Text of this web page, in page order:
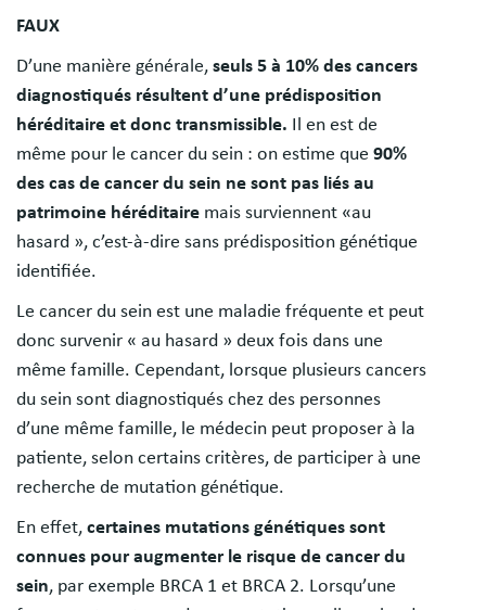
FAUX
D’une manière générale, seuls 5 à 10% des cancers
diagnostiqués résultent d’une prédisposition
héréditaire et donc transmissible. Il en est de
même pour le cancer du sein : on estime que 90%
des cas de cancer du sein ne sont pas liés au
patrimoine héréditaire mais surviennent «au
hasard », c’est-à-dire sans prédisposition génétique
identifiée.
Le cancer du sein est une maladie fréquente et peut
donc survenir « au hasard » deux fois dans une
même famille. Cependant, lorsque plusieurs cancers
du sein sont diagnostiqués chez des personnes
d’une même famille, le médecin peut proposer à la
patiente, selon certains critères, de participer à une
recherche de mutation génétique.
En effet, certaines mutations génétiques sont
connues pour augmenter le risque de cancer du
sein, par exemple BRCA 1 et BRCA 2. Lorsqu’une